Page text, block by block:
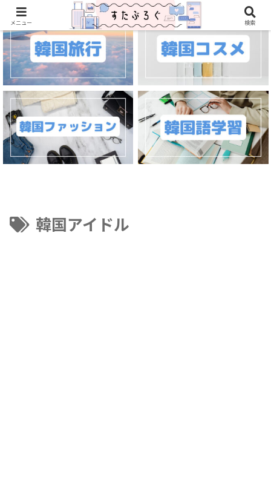
韓国アイドル
メニュー 検索